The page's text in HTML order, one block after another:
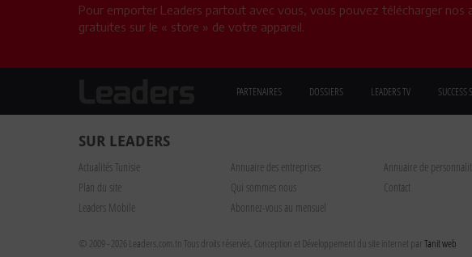
Pour emporter Leaders partout avec vous, vous pouvez télécharger nos
gratuites sur le « store » de votre appareil.
PARTENAIRES DOSSIERS LEADERS TV SUCCESS
SUR LEADERS
Actualités Tunisie Annuaire des entreprises
Annuaire de
Plan du site
Qui sommes nous
Contact
Leaders Mobile
Abonnez-vous au mensuel
© 2009 - 2026 Leaders.com.tn Tous droits réservés. Conception et Développement du site internet parTanit web